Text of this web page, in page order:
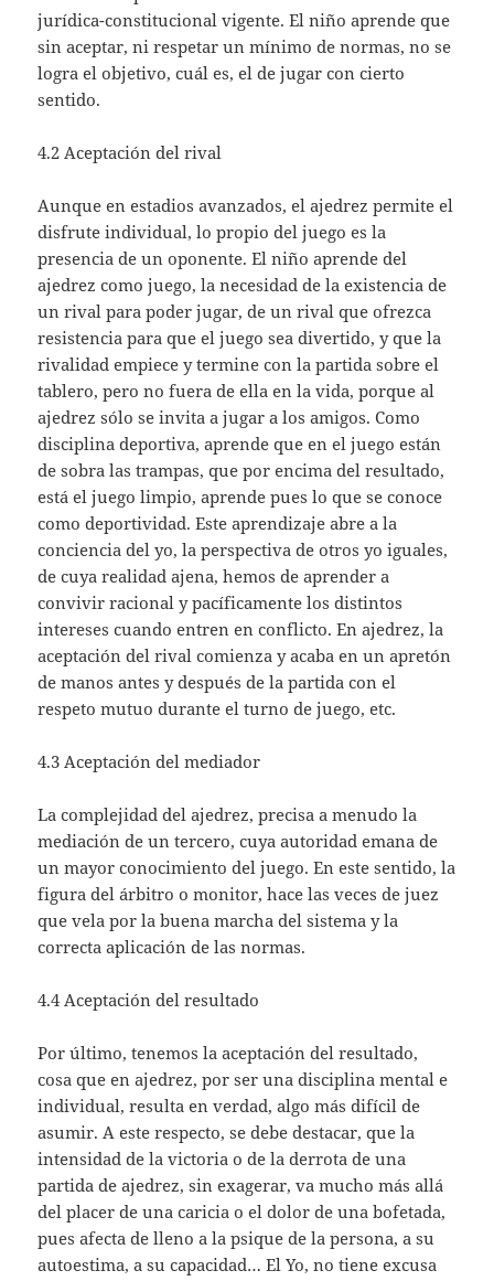
jurídica-constitucional vigente. El niño aprende que
sin aceptar, ni respetar un mínimo de normas, no se
logra el objetivo, cuál es, el de jugar con cierto
sentido.
4.2 Aceptación del rival
Aunque en estadios avanzados, el ajedrez permite el
disfrute individual, lo propio del juego es la
presencia de un oponente. El niño aprende del
ajedrez como juego, la necesidad de la existencia de
un rival para poder jugar, de un rival que ofrezca
resistencia para que el juego sea divertido, y que la
rivalidad empiece y termine con la partida sobre el
tablero, pero no fuera de ella en la vida, porque al
ajedrez sólo se invita a jugar a los amigos. Como
disciplina deportiva, aprende que en el juego están
de sobra las trampas, que por encima del resultado,
está el juego limpio, aprende pues lo que se conoce
como deportividad. Este aprendizaje abre a la
conciencia del yo, la perspectiva de otros yo iguales,
de cuya realidad ajena, hemos de aprender a
convivir racional y pacíficamente los distintos
intereses cuando entren en conflicto. En ajedrez, la
aceptación del rival comienza y acaba en un apretón
de manos antes y después de la partida con el
respeto mutuo durante el turno de juego, etc.
4.3 Aceptación del mediador
La complejidad del ajedrez, precisa a menudo la
mediación de un tercero, cuya autoridad emana de
un mayor conocimiento del juego. En este sentido, la
figura del árbitro o monitor, hace las veces de juez
que vela por la buena marcha del sistema y la
correcta aplicación de las normas.
4.4 Aceptación del resultado
Por último, tenemos la aceptación del resultado,
cosa que en ajedrez, por ser una disciplina mental e
individual, resulta en verdad, algo más difícil de
asumir. A este respecto, se debe destacar, que la
intensidad de la victoria o de la derrota de una
partida de ajedrez, sin exagerar, va mucho más allá
del placer de una caricia o el dolor de una bofetada,
pues afecta de lleno a la psique de la persona, a su
autoestima, a su capacidad… El Yo, no tiene excusa